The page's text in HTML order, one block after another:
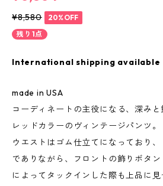
¥8,580
20%OFF
残り1点
International shipping available
made in USA
コーディネートの主役になる、深み
レッドカラーのヴィンテージパンツ。
ウエストはゴム仕立てになっており
でありながら、フロントの飾りボタン
によってタックインした際も上品に